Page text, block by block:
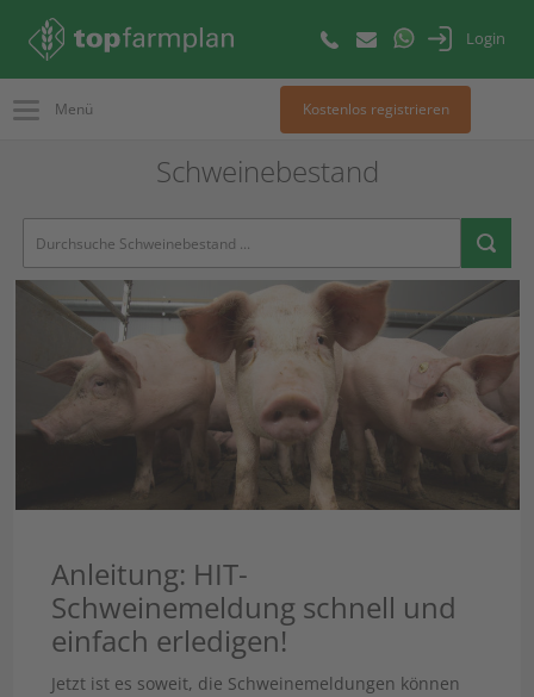
Login
Menü Kostenlos registrieren
Schweinebestand
Anleitung: HIT-
Schweinemeldung schnell und
einfach erledigen!
Jetzt ist es soweit, die Schweinemeldungen können